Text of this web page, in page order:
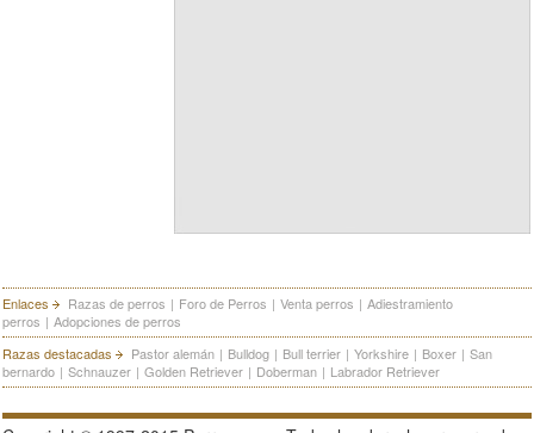
Enlaces Razas de perros | Foro de Perros | Venta perros | Adiestramiento
perros | Adopciones de perros
Razas destacadas
Pastor alemán | Bulldog | Bull terrier | Yorkshire | Boxer | San
bernardo | Schnauzer | Golden Retriever | Doberman | Labrador Retriever